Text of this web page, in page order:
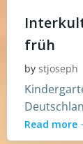
früh
by stjoseph
Read more